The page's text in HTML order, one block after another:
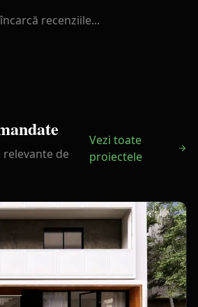
recenziile...
de
Vezi toate
proiectele